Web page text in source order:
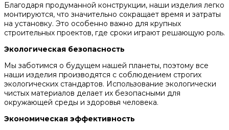
Благодаря продуманной конструкции, наши изделия легко
монтируются, что значительно сокращает время и затраты
на установку. Это особенно важно для крупных
строительных проектов, где сроки играют решающую роль.
Экологическая безопасность
Мы заботимся о будущем нашей планеты, поэтому все
наши изделия производятся с соблюдением строгих
экологических стандартов. Использование экологически
чистых материалов делает их безопасными для
окружающей среды и здоровья человека.
Экономическая эффективность